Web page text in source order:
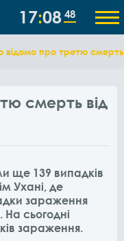
17 08 48
відомо про третю смерть
смерть від
ще 139 випадків
Ухані, де
зараження
На сьогодні
зараження.